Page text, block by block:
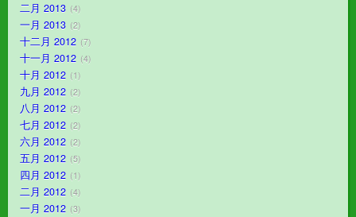
二月 2013 4
一月 2013 2
十二月 2012 7
十一月 2012 4
十月 2012 1
九月 2012 2
八月 2012 2
七月 2012 2
六月 2012 2
五月 2012 5
四月 2012 1
二月 2012 4
一月 2012 3